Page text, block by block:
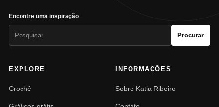
Encontre uma inspiração
Procurar
EXPLORE
Crochê
INFORMAÇÕES
Sobre Katia Ribeiro